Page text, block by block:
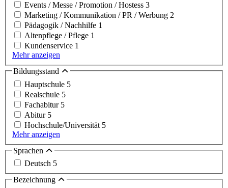
Events / Messe / Promotion / Hostess 3
Marketing / Kommunikation / PR / Werbung 2
Pädagogik / Nachhilfe 1
Altenpflege / Pflege 1
Kundenservice 1
Mehr anzeigen
Bildungsstand
Hauptschule 5
Realschule 5
Fachabitur 5
Abitur 5
Hochschule/Universität 5
Mehr anzeigen
Sprachen
Deutsch 5
Bezeichnung